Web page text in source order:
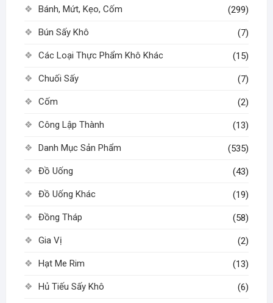
Bánh, Mứt, Kẹo, Cốm (299)
Bún Sấy Khô (7)
Các Loại Thực Phẩm Khô Khác (15)
Chuối Sấy (7)
Cốm (2)
Công Lập Thành (13)
Danh Mục Sản Phẩm (535)
Đồ Uống (43)
Đồ Uống Khác (19)
Đồng Tháp (58)
Gia Vị (2)
Hạt Me Rim (13)
Hủ Tiếu Sấy Khô (6)